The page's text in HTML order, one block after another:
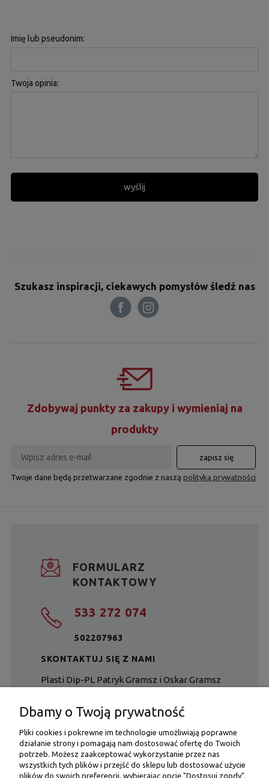
Imię lub pseudonim:
Twoja opinia:
wyślij
Szukasz inspiracji, ciekawych pomysłów śledź nas
Zdobywaj punkty za zakupy i wymieniaj na
produkty
zapisz się
Twoje dane będą przetwarzane zgodnie z naszą polityką prywatności
FORMULARZ
KONTAKTOWY
533 272 074
502207963
SKONTAKTUJ SIĘ Z NAMI
Plasti Dip-PL Patryk Gramsz i Oskar Gramsz
32-447 Siepraw
Dbamy o Twoją prywatność
Pliki cookies i pokrewne im technologie umożliwiają poprawne
działanie strony i pomagają nam dostosować ofertę do Twoich
potrzeb. Możesz zaakceptować wykorzystanie przez nas
wszystkich tych plików i przejść do sklepu lub dostosować użycie
plików do swoich preferencji, wybierając opcję "Dostosuj zgody".